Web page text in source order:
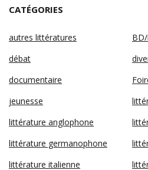
CATÉGORIES
autres littératures
débat
documentaire
jeunesse
littérature anglophone
littérature germanophone
littérature italienne